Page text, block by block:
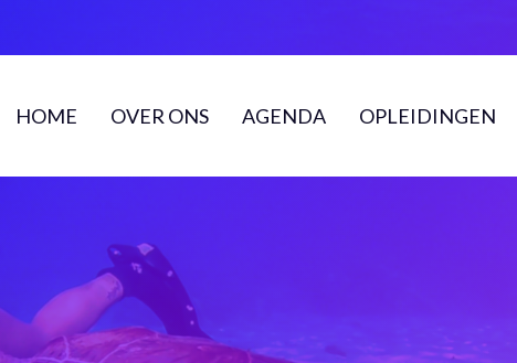
HOME OVER ONS AGENDA OPLEIDINGEN